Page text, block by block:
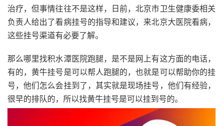
治疗，但事情往往不是这样，日前，北京市卫生健康委相关
负责人给出了看病挂号的指导和建议，来北京大医院看病，
这些挂号渠道有必要了解。
那么哪里找积水潭医院跑腿，是不是网上有这方面的电话，
有的，黄牛挂号是可以帮人跑腿的，也就是可以帮助你的挂
号，他们怎么会挂到了，其实就是现场挂号，他们有经验，
很早的排队的，所以找黄牛挂号是可以挂到号的。